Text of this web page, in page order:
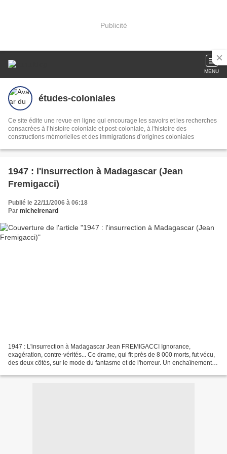
Publicité
MENU
études-coloniales
Ce site édite une revue en ligne qui encourage les savoirs et les recherches
consacrées à l’histoire coloniale et post-coloniale, à l'histoire des
constructions mémorielles et des immigrations d’origines coloniales
1947 : l'insurrection à Madagascar (Jean
Fremigacci)
Publié le 22/11/2006 à 06:18
Par michelrenard
1947 : L'insurrection à Madagascar Jean FREMIGACCI Ignorance,
exagération, contre-vérités... Ce drame, qui fit près de 8 000 morts, fut vécu,
des deux côtés, sur le mode du fantasme et de l'horreur. Un enchaînement